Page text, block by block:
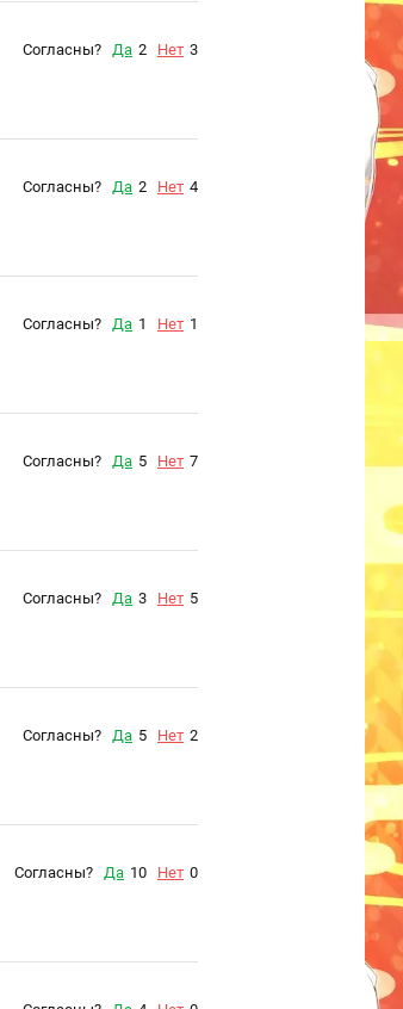
Согласны? Да 2 Нет 3
Согласны? Да 2 Нет 4
Согласны? Да 1 Нет 1
Согласны? Да 5 Нет 7
Согласны? Да 3 Нет 5
Согласны? Да 5 Нет 2
Согласны? Да 10 Нет 0